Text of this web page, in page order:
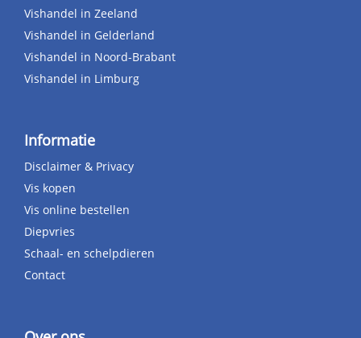
Vishandel in Zeeland
Vishandel in Gelderland
Vishandel in Noord-Brabant
Vishandel in Limburg
Informatie
Disclaimer & Privacy
Vis kopen
Vis online bestellen
Diepvries
Schaal- en schelpdieren
Contact